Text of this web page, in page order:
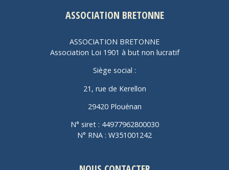
ASSOCIATION BRETONNE
ASSOCIATION BRETONNE
Association Loi 1901 à but non lucratif
Siège social :
21, rue de Kerellon
29420 Plouénan
N° siret : 44977962800030
N° RNA : W351001242